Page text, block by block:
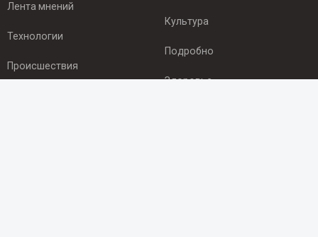
Лента мнений
Технологии
Происшествия
Культура
Подробно
Здоровье